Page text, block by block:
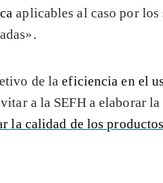
aplicables al caso por
de laeficiencia en el
a la SEFH a elaborar
la calidad de los